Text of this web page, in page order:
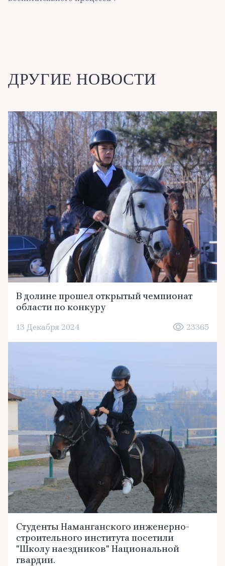
ДРУГИЕ НОВОСТИ
В долине прошел открытый чемпионат
области по конкуру
13 Декабря 2024 23365
Студенты Наманганского инженерно-
строительного института посетили
"Школу наездников" Национальной
гвардии.